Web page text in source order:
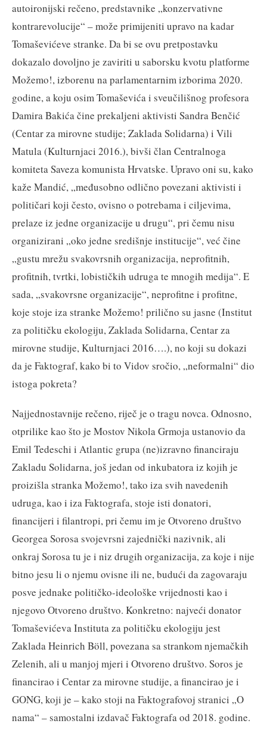
autoironijski rečeno, predstavnike „konzervativne
kontrarevolucije“ – može primijeniti upravo na kadar
Tomaševićeve stranke. Da bi se ovu pretpostavku
dokazalo dovoljno je zaviriti u saborsku kvotu platforme
Možemo!, izborenu na parlamentarnim izborima 2020.
godine, a koju osim Tomaševića i sveučilišnog profesora
Damira Bakića čine prekaljeni aktivisti Sandra Benčić
(Centar za mirovne studije; Zaklada Solidarna) i Vili
Matula (Kulturnjaci 2016.), bivši član Centralnoga
komiteta Saveza komunista Hrvatske. Upravo oni su, kako
kaže Mandić, „međusobno odlično povezani aktivisti i
političari koji često, ovisno o potrebama i ciljevima,
prelaze iz jedne organizacije u drugu“, pri čemu nisu
organizirani „oko jedne središnje institucije“, već čine
„gustu mrežu svakovrsnih organizacija, neprofitnih,
profitnih, tvrtki, lobističkih udruga te mnogih medija“. E
sada, „svakovrsne organizacije“, neprofitne i profitne,
koje stoje iza stranke Možemo! prilično su jasne (Institut
za političku ekologiju, Zaklada Solidarna, Centar za
mirovne studije, Kulturnjaci 2016….), no koji su dokazi
da je Faktograf, kako bi to Vidov sročio, „neformalni“ dio
istoga pokreta?
Najjednostavnije rečeno, riječ je o tragu novca. Odnosno,
otprilike kao što je Mostov Nikola Grmoja ustanovio da
Emil Tedeschi i Atlantic grupa (ne)izravno financiraju
Zakladu Solidarna, još jedan od inkubatora iz kojih je
proizišla stranka Možemo!, tako iza svih navedenih
udruga, kao i iza Faktografa, stoje isti donatori,
financijeri i filantropi, pri čemu im je Otvoreno društvo
Georgea Sorosa svojevrsni zajednički nazivnik, ali
onkraj Sorosa tu je i niz drugih organizacija, za koje i nije
bitno jesu li o njemu ovisne ili ne, budući da zagovaraju
posve jednake političko-ideološke vrijednosti kao i
njegovo Otvoreno društvo. Konkretno: najveći donator
Tomaševićeva Instituta za političku ekologiju jest
Zaklada Heinrich Böll, povezana sa strankom njemačkih
Zelenih, ali u manjoj mjeri i Otvoreno društvo. Soros je
financirao i Centar za mirovne studije, a financirao je i
GONG, koji je – kako stoji na Faktografovoj stranici „O
nama“ – samostalni izdavač Faktografa od 2018. godine.